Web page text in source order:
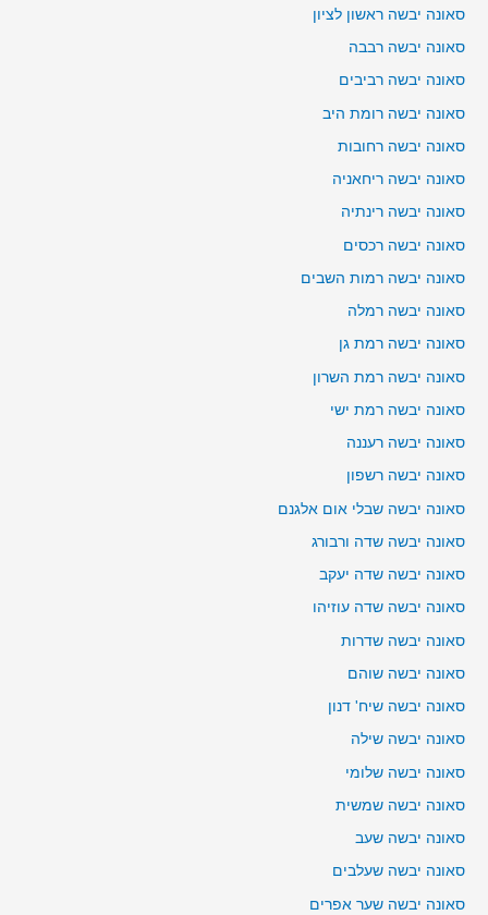
סאונה יבשה ראשון לציון
סאונה יבשה רבבה
סאונה יבשה רביבים
סאונה יבשה רומת היב
סאונה יבשה רחובות
סאונה יבשה ריחאניה
סאונה יבשה רינתיה
סאונה יבשה רכסים
סאונה יבשה רמות השבים
סאונה יבשה רמלה
סאונה יבשה רמת גן
סאונה יבשה רמת השרון
סאונה יבשה רמת ישי
סאונה יבשה רעננה
סאונה יבשה רשפון
סאונה יבשה שבלי אום אלגנם
סאונה יבשה שדה ורבורג
סאונה יבשה שדה יעקב
סאונה יבשה שדה עוזיהו
סאונה יבשה שדרות
סאונה יבשה שוהם
סאונה יבשה שיח' דנון
סאונה יבשה שילה
סאונה יבשה שלומי
סאונה יבשה שמשית
סאונה יבשה שעב
סאונה יבשה שעלבים
סאונה יבשה שער אפרים